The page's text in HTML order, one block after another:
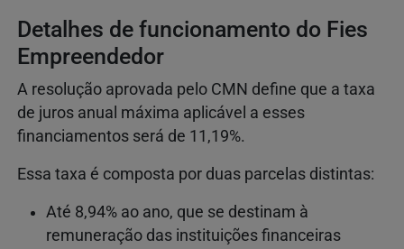
Detalhes de funcionamento do Fies
Empreendedor
A resolução aprovada pelo CMN define que a taxa
de juros anual máxima aplicável a esses
financiamentos será de 11,19%.
Essa taxa é composta por duas parcelas distintas:
Até 8,94% ao ano, que se destinam à
remuneração das instituições financeiras